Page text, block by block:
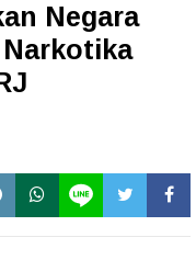
Negara
Narkotika